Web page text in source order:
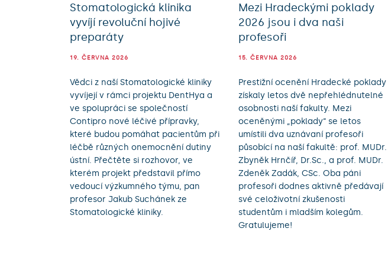
Stomatologická klinika
vyvíjí revoluční hojivé
preparáty
19. ČERVNA 2026
Vědci z naší Stomatologické kliniky
vyvíjejí v rámci projektu DentHya a
ve spolupráci se společností
Contipro nové léčivé přípravky,
které budou pomáhat pacientům při
léčbě různých onemocnění dutiny
ústní. Přečtěte si rozhovor, ve
kterém projekt představil přímo
vedoucí výzkumného týmu, pan
profesor Jakub Suchánek ze
Stomatologické kliniky.
Mezi Hradeckými poklady
2026 jsou i dva naši
profesoři
15. ČERVNA 2026
Prestižní ocenění Hradecké poklady
získaly letos dvě nepřehlédnutelné
osobnosti naší fakulty. Mezi
oceněnými „poklady“ se letos
umístili dva uznávaní profesoři
působící na naší fakultě: prof. MUDr.
Zbyněk Hrnčíř, Dr.Sc., a prof. MUDr.
Zdeněk Zadák, CSc. Oba páni
profesoři dodnes aktivně předávají
své celoživotní zkušenosti
studentům i mladším kolegům.
Gratulujeme!